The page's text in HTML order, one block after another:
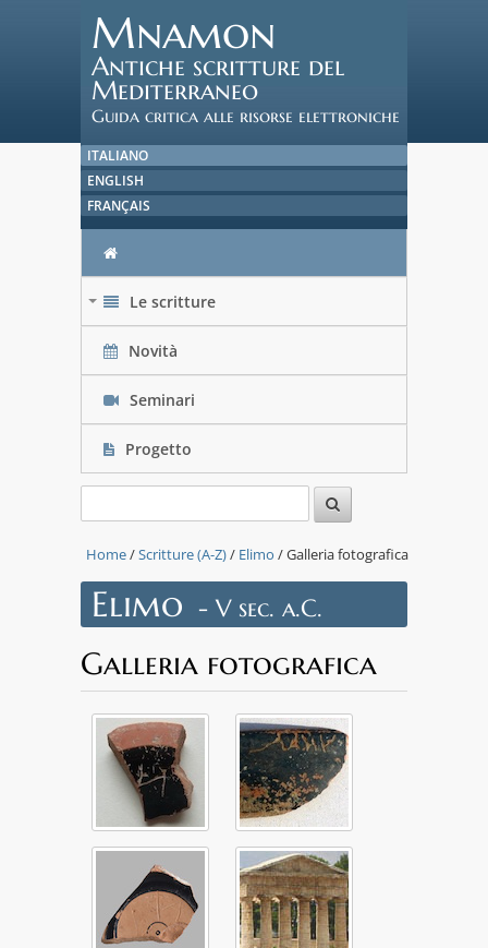
Mnamon
Antiche scritture del
Mediterraneo
Guida critica alle risorse elettroniche
ITALIANO
ENGLISH
FRANÇAIS
Le scritture
Novità
Seminari
Progetto
Home/Scritture (A-Z)/ Elimo / Galleria fotografica
Elimo - V sec. a.C.
Galleria fotografica